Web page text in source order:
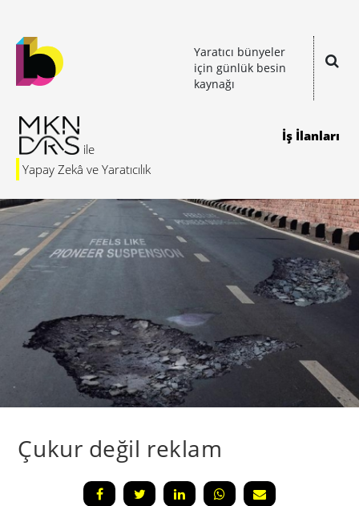
Yaratıcı bünyeler
için günlük besin
kaynağı
Yapay Zekâ ve Yaratıcılık
İş İlanları
Çukur değil reklam